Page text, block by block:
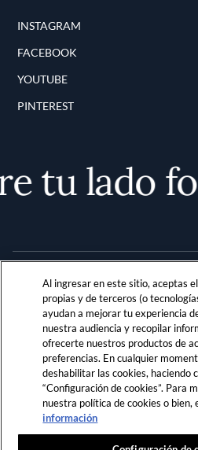
INSTAGRAM
FACEBOOK
YOUTUBE
PINTEREST
tu lado
Terms and
REGLAMENTO DE
LOCATION &
Al ingresar en este sitio, aceptas
propias y de terceros (o
ayudan a mejorar tu experiencia
nuestra audiencia y recopilar
ofrecerte nuestros productos de
preferencias. En cualquier
deshabilitar las cookies, haciendo
“Configuración de cookies”. Para
nuestra política de cookies o bien,
información